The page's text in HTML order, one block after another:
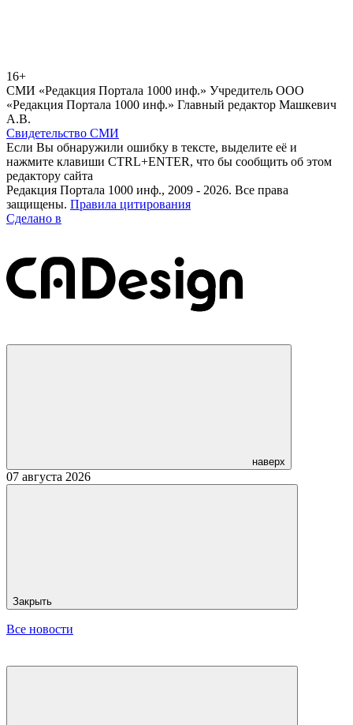
16+
СМИ «Редакция Портала 1000 инф.» Учредитель ООО
«Редакция Портала 1000 инф.» Главный редактор Машкевич
А.В.
Свидетельство СМИ
Если Вы обнаружили ошибку в тексте, выделите её и
нажмите клавиши CTRL+ENTER, что бы сообщить об этом
редактору сайта
Редакция Портала 1000 инф., 2009 - 2026. Все права
защищены. Правила цитирования
Сделано в
наверх
07 августа 2026
Закрыть
Все новости